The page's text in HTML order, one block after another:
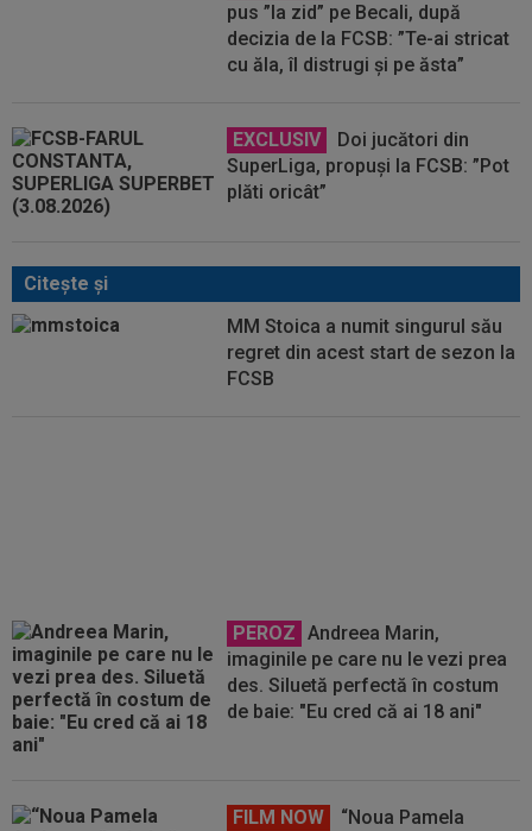
pus ”la zid” pe Becali, după
decizia de la FCSB: ”Te-ai stricat
cu ăla, îl distrugi și pe ăsta”
EXCLUSIV
Doi jucători din
SuperLiga, propuși la FCSB: ”Pot
plăti oricât”
Citeşte şi
MM Stoica a numit singurul său
regret din acest start de sezon la
FCSB
PEROZ Andreea Marin,
imaginile pe care nu le vezi prea
des. Siluetă perfectă în costum
de baie: "Eu cred că ai 18 ani"
FILM NOW
“Noua Pamela